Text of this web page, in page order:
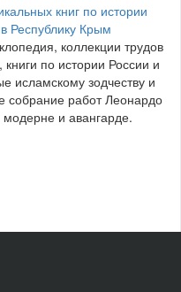
книг по истории
Республику Крым
коллекции трудов
книги по истории России и
исламскому зодчеству и
собрание работ Леонардо
и авангарде.